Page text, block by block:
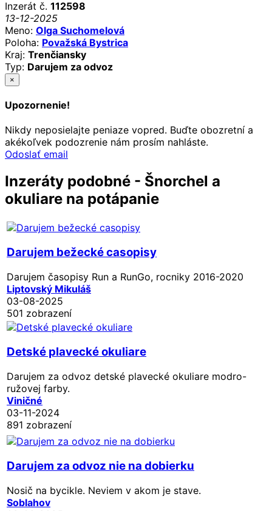
Inzerát č. 112598
13-12-2025
Meno: Olga Suchomelová
Poloha: Považská Bystrica
Kraj: Trenčiansky
Typ: Darujem za odvoz
×
Upozornenie!
Nikdy neposielajte peniaze vopred. Buďte obozretní a
akékoľvek podozrenie nám prosím nahláste.
Odoslať email
Inzeráty podobné - Šnorchel a
okuliare na potápanie
Darujem bežecké casopisy
Darujem časopisy Run a RunGo, rocniky 2016-2020
Liptovský Mikuláš
03-08-2025
501 zobrazení
Detské plavecké okuliare
Darujem za odvoz detské plavecké okuliare modro-
ružovej farby.
Viničné
03-11-2024
891 zobrazení
Darujem za odvoz nie na dobierku
Nosič na bycikle. Neviem v akom je stave.
Soblahov